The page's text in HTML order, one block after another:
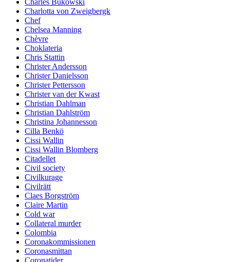
Charlotta von Zweigbergk
Chef
Chelsea Manning
Chèvre
Choklateria
Chris Stattin
Christer Andersson
Christer Danielsson
Christer Pettersson
Christer van der Kwast
Christian Dahlman
Christian Dahlström
Christina Johannesson
Cilla Benkö
Cissi Wallin
Cissi Wallin Blomberg
Citadellet
Civil society
Civilkurage
Civilrätt
Claes Borgström
Claire Martin
Cold war
Collateral murder
Colombia
Coronakommissionen
Coronasmittan
Coronatider